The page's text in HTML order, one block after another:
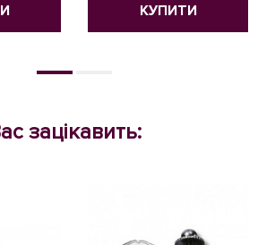
КУПИТИ
зацікавить: